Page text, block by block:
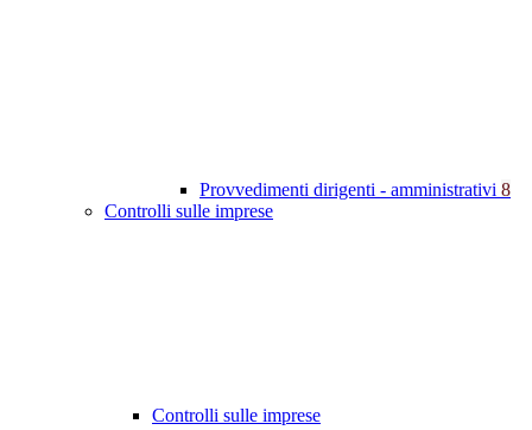
Provvedimenti dirigenti - amministrativi 8
Controlli sulle imprese
Controlli sulle imprese